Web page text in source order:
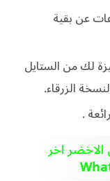
عن بقية
لك من الستايل
الزرقاء.
.
اخر